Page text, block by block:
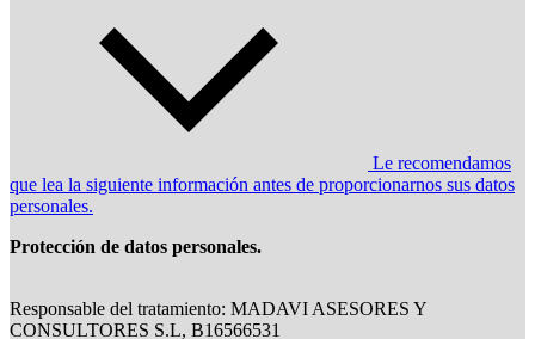
Le recomendamos
que lea la siguiente información antes de proporcionarnos sus datos
personales.
Protección de datos personales.
Responsable del tratamiento: MADAVI ASESORES Y
CONSULTORES S.L, B16566531